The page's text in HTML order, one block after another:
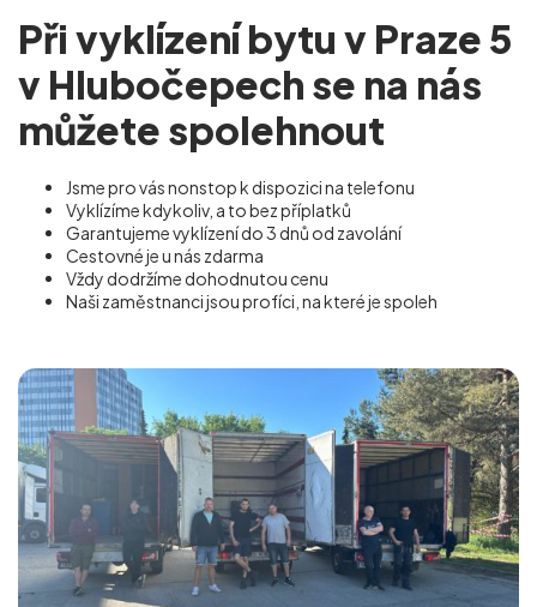
Při vyklízení bytu v Praze 5
v Hlubočepech se na nás
můžete spolehnout
Jsme pro vás nonstop k dispozici na telefonu
Vyklízíme kdykoliv, a to bez příplatků
Garantujeme vyklízení do 3 dnů od zavolání
Cestovné je u nás zdarma
Vždy dodržíme dohodnutou cenu
Naši zaměstnanci jsou profíci, na které je spoleh